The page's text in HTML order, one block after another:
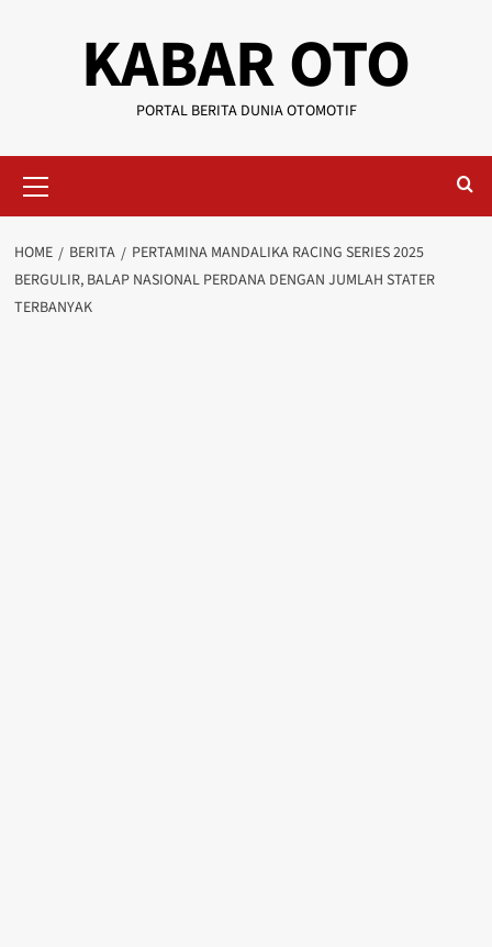
KABAR OTO
PORTAL BERITA DUNIA OTOMOTIF
HOME BERITA
PERTAMINA MANDALIKA RACING SERIES 2025
BERGULIR, BALAP NASIONAL PERDANA DENGAN JUMLAH STATER
TERBANYAK